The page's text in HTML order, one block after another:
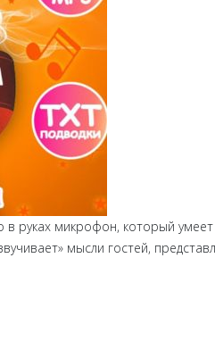
руках микрофон, который
мысли гостей,